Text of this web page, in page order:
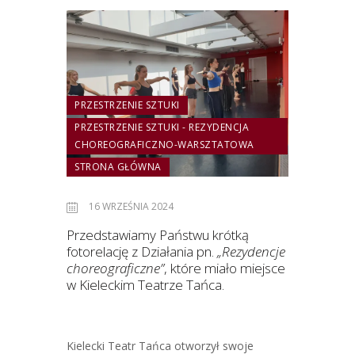
PRZESTRZENIE SZTUKI
PRZESTRZENIE SZTUKI - REZYDENCJA
CHOREOGRAFICZNO-WARSZTATOWA
STRONA GŁÓWNA
16 WRZEŚNIA 2024
Przedstawiamy Państwu krótką
fotorelację z Działania pn. „Rezydencje
choreograficzne”, które miało miejsce
w Kieleckim Teatrze Tańca.
Kielecki Teatr Tańca otworzył swoje